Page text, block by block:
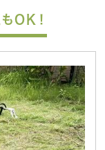
OK！